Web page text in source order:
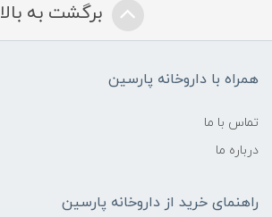
برگشت به بالا
همراه با داروخانه پارسین
تماس با ما
درباره ما
راهنمای خرید از داروخانه پارسین